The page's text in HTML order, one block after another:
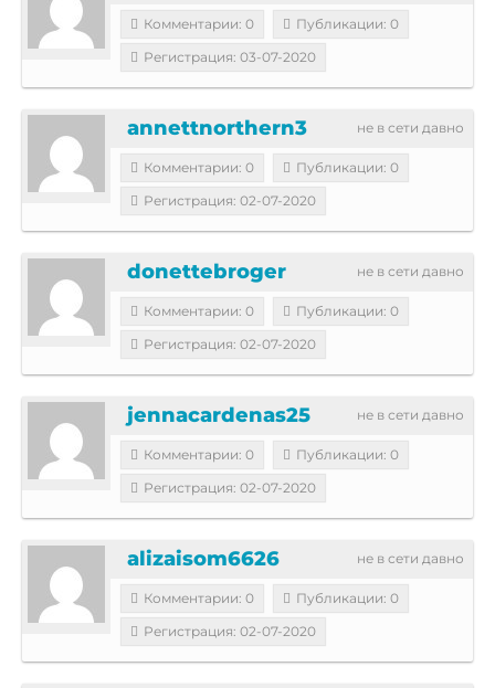
Комментарии: 0
Публикации: 0
Регистрация: 03-07-2020
не в сети давно
annettnorthern3
Комментарии: 0
Публикации: 0
Регистрация: 02-07-2020
не в сети давно
donettebroger
Комментарии: 0
Публикации: 0
Регистрация: 02-07-2020
не в сети давно
jennacardenas25
Комментарии: 0
Публикации: 0
Регистрация: 02-07-2020
не в сети давно
alizaisom6626
Комментарии: 0
Публикации: 0
Регистрация: 02-07-2020